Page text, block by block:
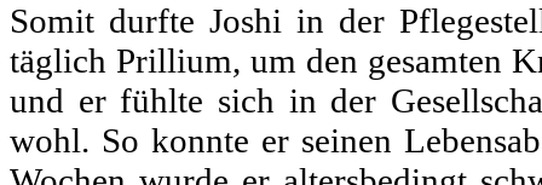
Somit durfte Joshi in der
täglich Prillium, um den gesamten
und er fühlte sich in der
wohl. So konnte er seinen